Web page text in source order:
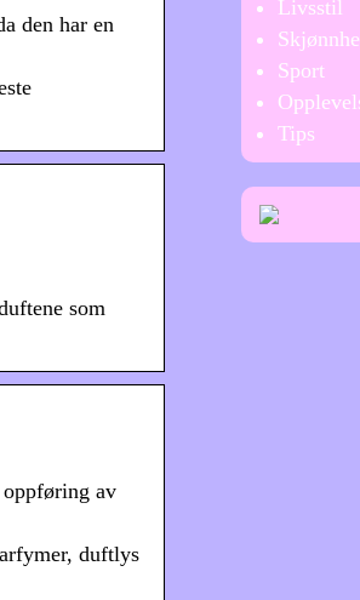
den har en
som
av
duftlys
Livsstil
Sport
Tips